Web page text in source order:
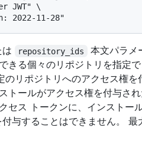
JWT" \
は repository_ids
本文パラメ
きる個々のリポジトリを指定で
のリポジトリへのアクセス権を
トールがアクセス権を付与さ
セス トークンに、インストー
与することはできません。